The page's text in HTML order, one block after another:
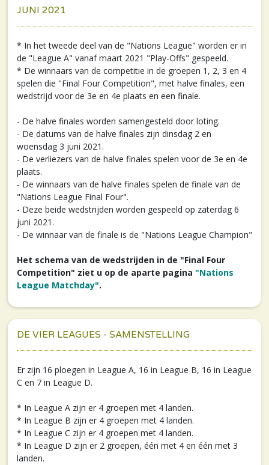
JUNI 2021
* In het tweede deel van de "Nations League" worden er in
de "League A" vanaf maart 2021 "Play-Offs" gespeeld.
* De winnaars van de competitie in de groepen 1, 2, 3 en 4
spelen die "Final Four Competition", met halve finales, een
wedstrijd voor de 3e en 4e plaats en een finale.
- De halve finales worden samengesteld door loting.
- De datums van de halve finales zijn dinsdag 2 en
woensdag 3 juni 2021.
- De verliezers van de halve finales spelen voor de 3e en 4e
plaats.
- De winnaars van de halve finales spelen de finale van de
"Nations League Final Four".
- Deze beide wedstrijden worden gespeeld op zaterdag 6
juni 2021.
- De winnaar van de finale is de "Nations League Champion"
Het schema van de wedstrijden in de "Final Four
Competition" ziet u op de aparte pagina "Nations
League Matchday".
DE VIER LEAGUES - SAMENSTELLING
Er zijn 16 ploegen in League A, 16 in League B, 16 in League
C en 7 in League D.
* In League A zijn er 4 groepen met 4 landen.
* In League B zijn er 4 groepen met 4 landen.
* In League C zijn er 4 groepen met 4 landen.
* In League D zijn er 2 groepen, één met 4 en één met 3
landen.